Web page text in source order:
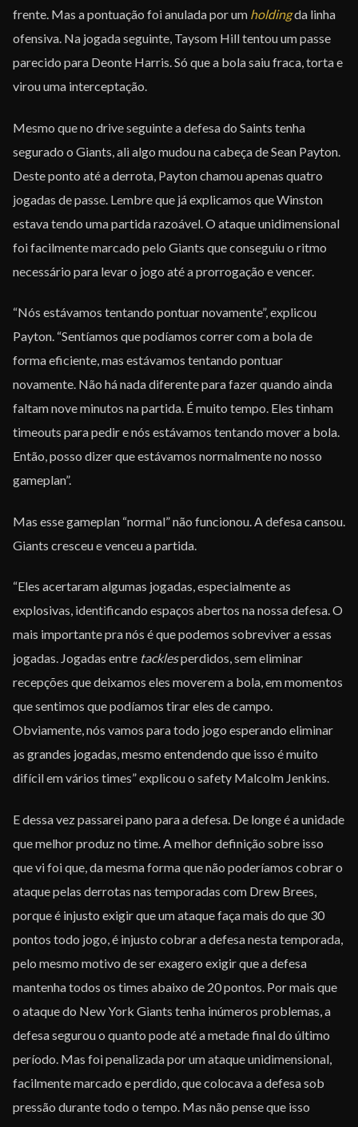
frente. Mas a pontuação foi anulada por um holdingda linha
ofensiva. Na jogada seguinte, Taysom Hill tentou um passe
parecido para Deonte Harris. Só que a bola saiu fraca, torta e
virou uma interceptação.
Mesmo que no drive seguinte a defesa do Saints tenha
segurado o Giants, ali algo mudou na cabeça de Sean Payton.
Deste ponto até a derrota, Payton chamou apenas quatro
jogadas de passe. Lembre que já explicamos que Winston
estava tendo uma partida razoável. O ataque unidimensional
foi facilmente marcado pelo Giants que conseguiu o ritmo
necessário para levar o jogo até a prorrogação e vencer.
“Nós estávamos tentando pontuar novamente”, explicou
Payton. “Sentíamos que podíamos correr com a bola de
forma eficiente, mas estávamos tentando pontuar
novamente. Não há nada diferente para fazer quando ainda
faltam nove minutos na partida. É muito tempo. Eles tinham
timeouts para pedir e nós estávamos tentando mover a bola.
Então, posso dizer que estávamos normalmente no nosso
gameplan”.
Mas esse gameplan “normal” não funcionou. A defesa cansou.
Giants cresceu e venceu a partida.
“Eles acertaram algumas jogadas, especialmente as
explosivas, identificando espaços abertos na nossa defesa. O
mais importante pra nós é que podemos sobreviver a essas
jogadas. Jogadas entre tacklesperdidos, sem eliminar
recepções que deixamos eles moverem a bola, em momentos
que sentimos que podíamos tirar eles de campo.
Obviamente, nós vamos para todo jogo esperando eliminar
as grandes jogadas, mesmo entendendo que isso é muito
difícil em vários times” explicou o safety Malcolm Jenkins.
E dessa vez passarei pano para a defesa. De longe é a unidade
que melhor produz no time. A melhor definição sobre isso
que vi foi que, da mesma forma que não poderíamos cobrar o
ataque pelas derrotas nas temporadas com Drew Brees,
porque é injusto exigir que um ataque faça mais do que 30
pontos todo jogo, é injusto cobrar a defesa nesta temporada,
pelo mesmo motivo de ser exagero exigir que a defesa
mantenha todos os times abaixo de 20 pontos. Por mais que
o ataque do New York Giants tenha inúmeros problemas, a
defesa segurou o quanto pode até a metade final do último
período. Mas foi penalizada por um ataque unidimensional,
facilmente marcado e perdido, que colocava a defesa sob
pressão durante todo o tempo. Mas não pense que isso